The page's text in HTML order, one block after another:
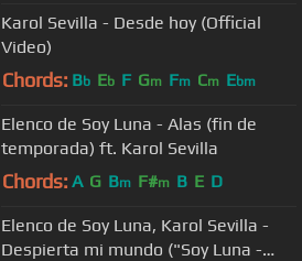
Karol Sevilla - Desde hoy (Official
Video)
Chords: Bb Eb F Gm Fm Cm Ebm
Elenco de Soy Luna - Alas (fin de
temporada) ft. Karol Sevilla
Chords: A G Bm F#m B E D
Elenco de Soy Luna, Karol Sevilla -
Despierta mi mundo ("Soy Luna -